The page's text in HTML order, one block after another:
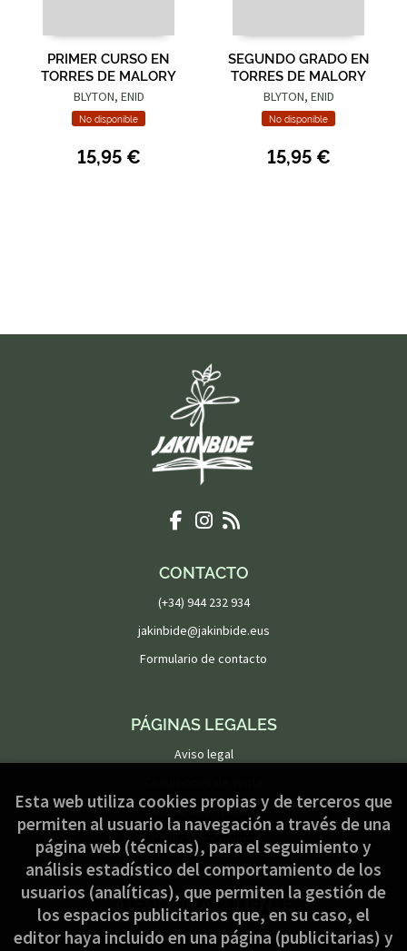
PRIMER CURSO EN
TORRES DE MALORY
BLYTON, ENID
No disponible
15,95 €
SEGUNDO GRADO EN
TORRES DE MALORY
BLYTON, ENID
No disponible
15,95 €
CONTACTO
(+34) 944 232 934
jakinbide@jakinbide.eus
Formulario de contacto
PÁGINAS LEGALES
Aviso legal
Política de privacidad
Política de Cookies
ATENCIÓN AL CLIENTE
Quiénes somos
Esta web utiliza cookies propias y de terceros que
permiten al usuario la navegación a través de una
página web (técnicas), para el seguimiento y
análisis estadístico del comportamiento de los
usuarios (analíticas), que permiten la gestión de
los espacios publicitarios que, en su caso, el
editor haya incluido en una página (publicitarias) y